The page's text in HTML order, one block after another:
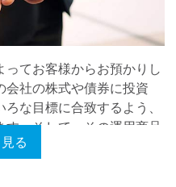
てお客様からお預かりし
会社の株式や債券に投資
な目標に合致するよう、
。そして、その運用商品
社の皆様を通じて、お客
る